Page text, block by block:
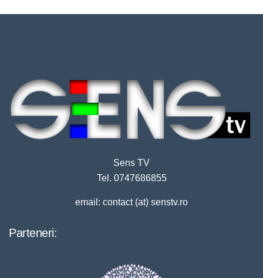
Sens TV
Tel. 0747686855
email: contact (at) senstv.ro
Parteneri: